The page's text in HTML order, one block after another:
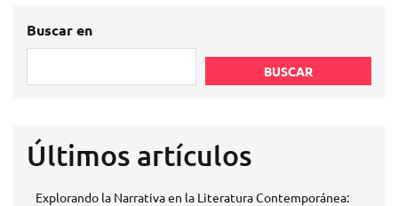
Buscar en
BUSCAR
Últimos artículos
Explorando la Narrativa en la Literatura Contemporánea: